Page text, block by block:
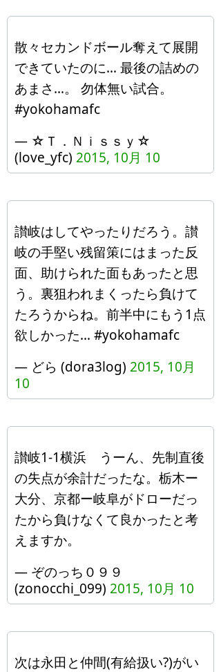
散々セカンドボール奪えて展開
できていたのに… 最後の詰めの
あまさ…。 勿体無い試合。
#yokohamafc
— ☆Ｔ．Ｎｉｓｓｙ☆
(love_yfc) 2015, 10月 10
讃岐はしてやったりだろう。讃
岐の手堅い残留策にはまった反
面、助けられた面もあったと思
う。裏狙われまくったら負けて
たろうからね。前半中にもう1点
欲しかった… #yokohamafc
— どら (dora3log) 2015, 10月
10
讃岐1-1横浜 うーん、先制直後
の失点が余計だったな。栃木ー
大分、京都ー岐阜がドローだっ
たから負けなくて良かったと考
えますか。
— ぞのっち０９９
(zonocchi_099) 2015, 10月 10
次は永田と仲間(有給扱い?)がい